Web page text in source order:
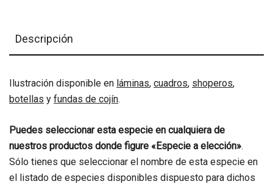
Descripción
Ilustración disponible en láminas, cuadros, shoperos,
botellas y fundas de cojín.
Puedes seleccionar esta especie en cualquiera de
nuestros productos donde figure «Especie a elección».
Sólo tienes que seleccionar el nombre de esta especie en
el listado de especies disponibles dispuesto para dichos